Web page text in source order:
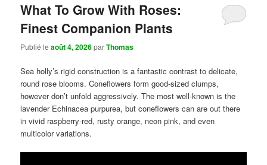
What To Grow With Roses:
Finest Companion Plants
Publié leaoût 4, 2026parThomas
Sea holly’s rigid construction is a fantastic contrast to delicate,
round rose blooms. Coneflowers form good-sized clumps,
however don’t unfold aggressively. The most well-known is the
lavender Echinacea purpurea, but coneflowers can are out there
in vivid raspberry-red, rusty orange, neon pink, and even
multicolor variations.